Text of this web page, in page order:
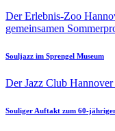
Der Erlebnis-Zoo
gemeinsamen
Souljazz im Sprengel Museum
Der Jazz Club
Souliger Auftakt zum 60-